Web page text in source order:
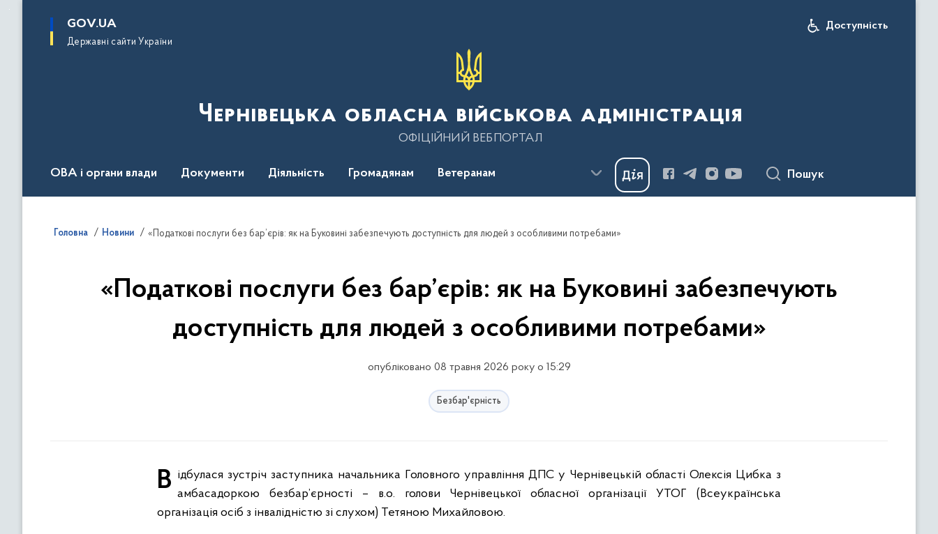
основного
GOV.UA
Державні сайти України
Доступність
Чернівецька обласна військова адміністрація
ОФІЦІЙНИЙ ВЕБПОРТАЛ
ОВА і органи влади Документи Діяльність Громадянам Ветеранам Пошук
Головна Новини «Податкові послуги без бар’єрів: як на Буковині забезпечують доступність для людей з особливими потребами»
«Податкові послуги без бар’єрів: як на Буковині забезпечують
доступність для людей з особливими потребами»
опубліковано 08 травня 2026 року о 15:29
Безбар'єрність
Відбулася зустріч заступника начальника Головного управління ДПС у Чернівецькій області Олексія Цибка з амбасадоркою безбар’єрності – в.о. голови Чернівецької обласної організації УТОГ (Всеукраїнська
організація осіб з інвалідністю зі слухом) Тетяною Михайловою.